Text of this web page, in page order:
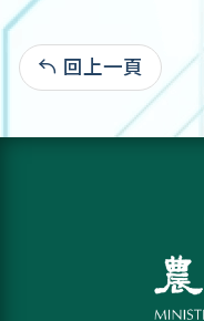
回上一頁